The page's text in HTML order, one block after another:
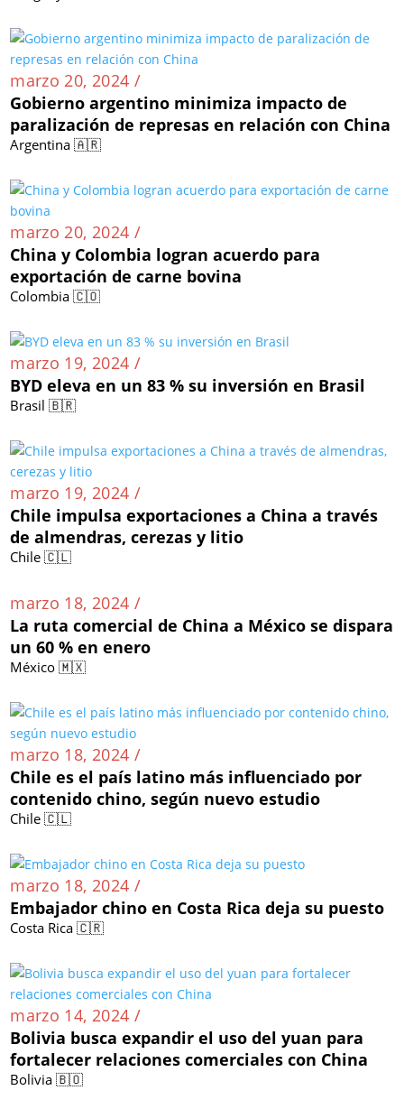
Delegación del Ministerio de Agricultura de
China visita Uruguay
Uruguay 🇺🇾
Gobierno argentino minimiza impacto de
paralización de represas en relación con China
Argentina 🇦🇷
China y Colombia logran acuerdo para
exportación de carne bovina
Colombia 🇨🇴
marzo 19, 2024 /
BYD eleva en un 83 % su inversión en Brasil
Brasil 🇧🇷
Chile impulsa exportaciones a China a través
de almendras, cerezas y litio
Chile 🇨🇱
La ruta comercial de China a México se dispara
un 60 % en enero
México 🇲🇽
Chile es el país latino más influenciado por
contenido chino, según nuevo estudio
Chile 🇨🇱
marzo 18, 2024 /
Embajador chino en Costa Rica deja su puesto
Costa Rica 🇨🇷